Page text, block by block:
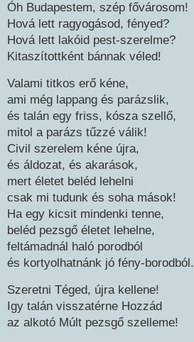
Óh Budapestem, szép fővárosom!
Hová lett ragyogásod, fényed?
Hová lett lakóid pest-szerelme?
Kitaszítottként bánnak véled!
Valami titkos erő kéne,
ami még lappang és parázslik,
és talán egy friss, kósza szellő,
mitol a parázs tűzzé válik!
Civil szerelem kéne újra,
és áldozat, és akarások,
mert életet beléd lehelni
csak mi tudunk és soha mások!
Ha egy kicsit mindenki tenne,
beléd pezsgő életet lehelne,
feltámadnál haló porodból
és kortyolhatnánk jó fény-borodból.
Szeretni Téged, újra kellene!
Igy talán visszatérne Hozzád
az alkotó Múlt pezsgő szelleme!